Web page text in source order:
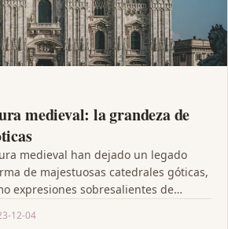
medieval: la grandeza de
medieval han dejado un legado
de majestuosas catedrales góticas,
expresiones sobresalientes de…
12-04